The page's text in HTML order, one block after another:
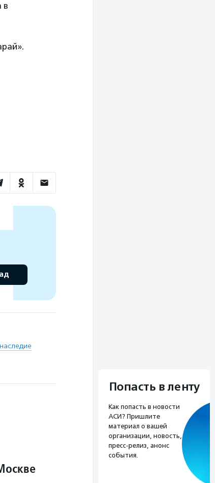
в
Попасть в ленту
Как попасть в новости
АСИ? Пришлите
материал о вашей
организации, новость,
пресс-релиз, анонс
события.